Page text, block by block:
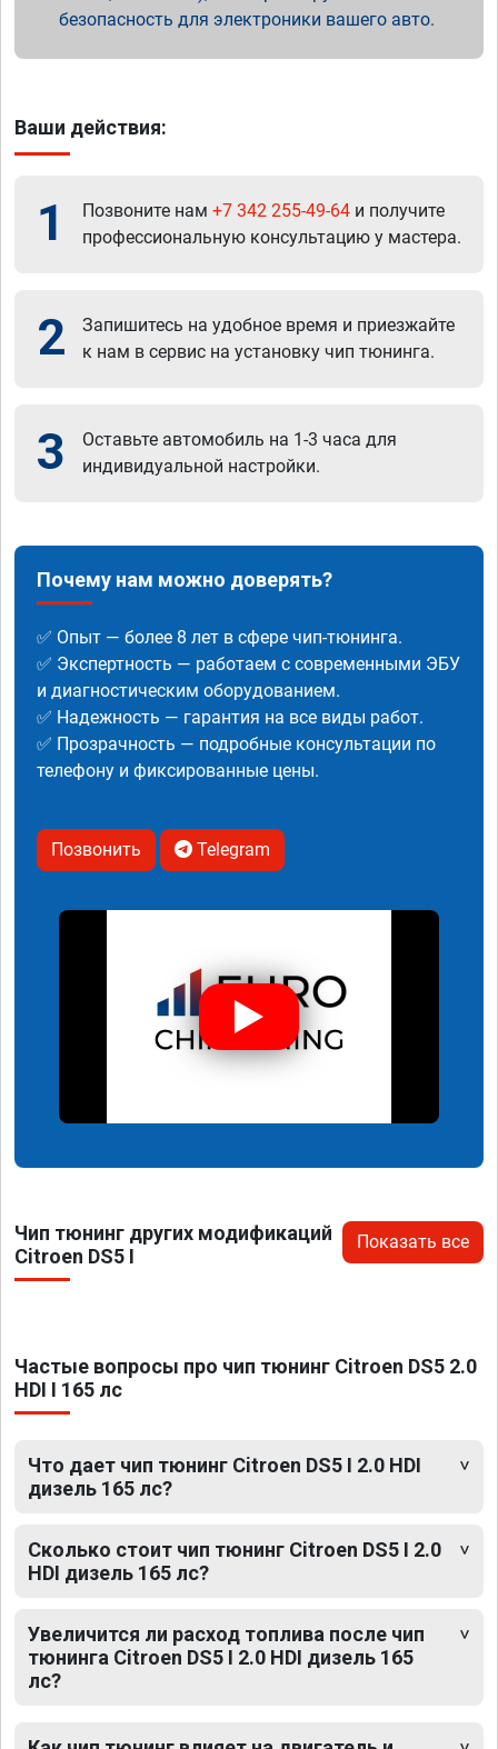
безопасность для электроники вашего авто.
Ваши действия:
1 Позвоните нам +7 342 255-49-64 и получите
профессиональную консультацию у мастера.
2
Запишитесь на удобное время и приезжайте
к нам в сервис на установку чип тюнинга.
3
Оставьте автомобиль на 1-3 часа для
индивидуальной настройки.
Почему нам можно доверять?
✅ Опыт — более 8 лет в сфере чип-тюнинга.
✅ Экспертность — работаем с современными ЭБУ
и диагностическим оборудованием.
✅ Надежность — гарантия на все виды работ.
✅ Прозрачность — подробные консультации по
телефону и фиксированные цены.
Позвонить Telegram
Чип тюнинг других модификаций
Citroen DS5 I
Показать все
Частые вопросы про чип тюнинг Citroen DS5 2.0
HDI I 165 лс
Что дает чип тюнинг Citroen DS5 I 2.0 HDI
дизель 165 лс?
Сколько стоит чип тюнинг Citroen DS5 I 2.0
HDI дизель 165 лс?
Увеличится ли расход топлива после чип
тюнинга Citroen DS5 I 2.0 HDI дизель 165
лс?